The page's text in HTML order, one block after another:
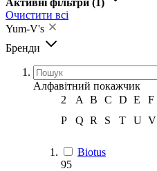
Очистити всі
Yum-V's
Бренди
Алфавітний покажчик
2
A B C D E F
P
Q R S T U V
Biotus
95